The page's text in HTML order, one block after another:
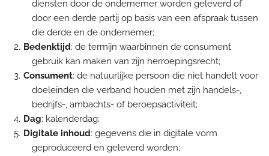
diensten door de ondernemer worden geleverd of
door een derde partij op basis van een afspraak tussen
die derde en de ondernemer;
Bedenktijd: de termijn waarbinnen de consument
gebruik kan maken van zijn herroepingsrecht;
Consument: de natuurlijke persoon die niet handelt voor
doeleinden die verband houden met zijn handels-,
bedrijfs-, ambachts- of beroepsactiviteit;
Dag: kalenderdag;
Digitale inhoud: gegevens die in digitale vorm
geproduceerd en geleverd worden;